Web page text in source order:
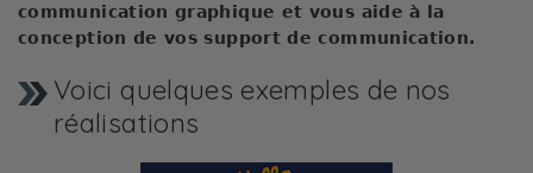
Parc machine
Réalisations
Téléchargement
Vidéos
communication graphique et vous aide à la
conception de vos support de communication.
Voici quelques exemples de nos
réalisations